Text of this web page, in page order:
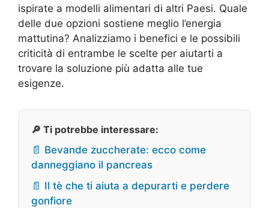
ispirate a modelli alimentari di altri Paesi. Quale
delle due opzioni sostiene meglio l’energia
mattutina? Analizziamo i benefici e le possibili
criticità di entrambe le scelte per aiutarti a
trovare la soluzione più adatta alle tue
esigenze.
🔎 Ti potrebbe interessare:
📄 Bevande zuccherate: ecco come
danneggiano il pancreas
📄 Il tè che ti aiuta a depurarti e perdere
gonfiore